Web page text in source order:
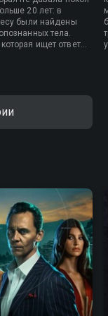
20 лет: в
были найдены
тела.
ищет ответы